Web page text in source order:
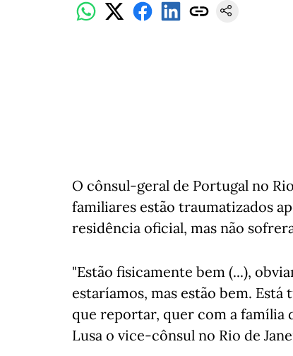
O cônsul-geral de Portugal no
familiares estão traumatizados
residência oficial, mas não
"Estão fisicamente bem (...),
estaríamos, mas estão bem.
que reportar, quer com a família
Lusa o vice-cônsul no Rio de